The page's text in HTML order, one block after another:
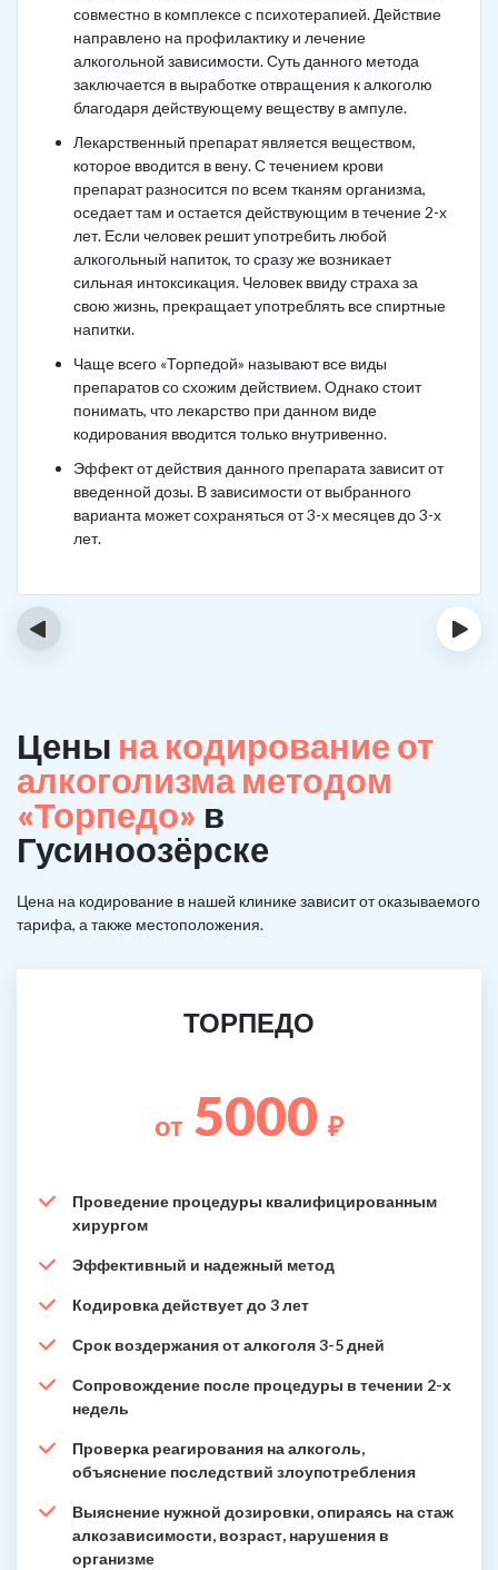
совместно в комплексе с психотерапией. Действие
направлено на профилактику и лечение
алкогольной зависимости. Суть данного метода
заключается в выработке отвращения к алкоголю
благодаря действующему веществу в ампуле.
Лекарственный препарат является веществом,
которое вводится в вену. С течением крови
препарат разносится по всем тканям организма,
оседает там и остается действующим в течение 2-х
лет. Если человек решит употребить любой
алкогольный напиток, то сразу же возникает
сильная интоксикация. Человек ввиду страха за
свою жизнь, прекращает употреблять все спиртные
напитки.
Чаще всего «Торпедой» называют все виды
препаратов со схожим действием. Однако стоит
понимать, что лекарство при данном виде
кодирования вводится только внутривенно.
Эффект от действия данного препарата зависит от
введенной дозы. В зависимости от выбранного
варианта может сохраняться от 3-х месяцев до 3-х
лет.
‹ ›
Цены на кодирование от
алкоголизма методом
«Торпедо» в
Гусиноозёрске
Цена на кодирование в нашей клинике зависит от оказываемого
тарифа, а также местоположения.
ТОРПЕДО
от 5000 ₽
Проведение процедуры квалифицированным
хирургом
Эффективный и надежный метод
Кодировка действует до 3 лет
Срок воздержания от алкоголя 3-5 дней
Сопровождение после процедуры в течении 2-х
недель
Проверка реагирования на алкоголь,
объяснение последствий злоупотребления
Выяснение нужной дозировки, опираясь на стаж
алкозависимости, возраст, нарушения в
организме